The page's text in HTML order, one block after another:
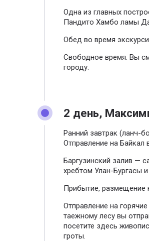
Одна из главных
Пандито Хамбо ламы
Обед во время
Свободное время. Вы
городу.
2 день,
Ранний завтрак (ланч-
Отправление на Байкал
Баргузинский залив —
хребтом Улан-Бургасы
Прибытие, размещение
Отправление на
таежному лесу вы
посетите здесь
гроты.